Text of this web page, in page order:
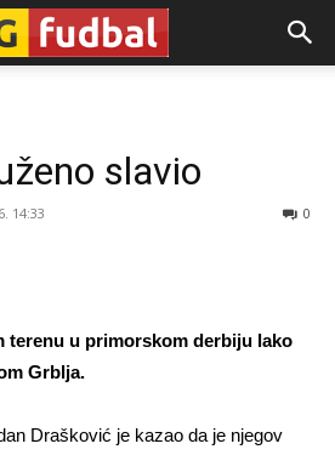
slavio
14:33 0
terenu u primorskom derbiju lako
Grblja.
Drašković je kazao da je njegov